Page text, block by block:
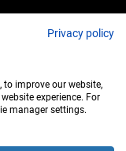
Privacy policy
improve our website,
experience. For
manager settings.